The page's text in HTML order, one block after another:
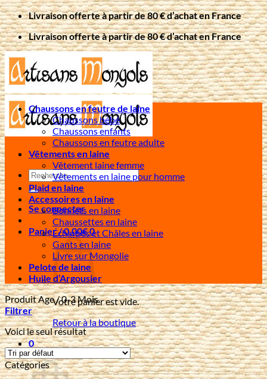
Passer
au
contenu
Livraison offerte à partir de 80 € d’achat en France
Livraison offerte à partir de 80 € d’achat en France
Recherche
pour :
Se connecter
Panier /0,00€0
Votre panier est vide.
Retour à la boutique
0
Panier
Chaussons en feutre de laine
Chaussons bébé
Chaussons enfants
Chaussons en feutre adulte
Vêtements en laine
Vêtement laine femme
Vêtements en laine pour homme
Plaid en laine
Accessoires en laine
Bonnets en laine
Chaussettes en laine
Écharpes et Châles en laine
Gants en laine
Livre sur Mongolie
Pelote de laine
Huile d’Argousier
Produit Age/0-3 Mois
Filtrer
Voici le seul résultat
Catégories